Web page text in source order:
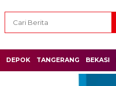
DEPOK TANGERANG BEKASI